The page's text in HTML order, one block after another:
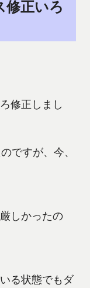
修正いろ
修正しまし
ですが、今、
しかったの
る状態でもダ